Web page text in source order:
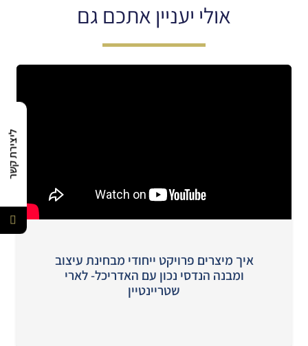
ליצירת קשר
אולי יעניין אתכם גם
איך מיצרים פרויקט ייחודי מבחינת עיצוב
ומבנה הנדסי נכון עם האדריכל- לארי
שטריינטיין